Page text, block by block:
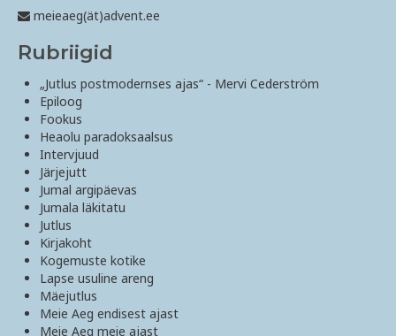
meieaeg(ät)advent.ee
Rubriigid
„Jutlus postmodernses ajas“ - Mervi Cederström
Epiloog
Fookus
Heaolu paradoksaalsus
Intervjuud
Järjejutt
Jumal argipäevas
Jumala läkitatu
Jutlus
Kirjakoht
Kogemuste kotike
Lapse usuline areng
Mäejutlus
Meie Aeg endisest ajast
Meie Aeg meie ajast